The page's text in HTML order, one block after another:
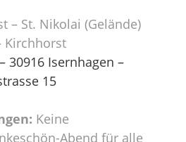
– St. Nikolai (Gelände)
Kirchhorst
30916 Isernhagen –
15
Keine
Abend für alle